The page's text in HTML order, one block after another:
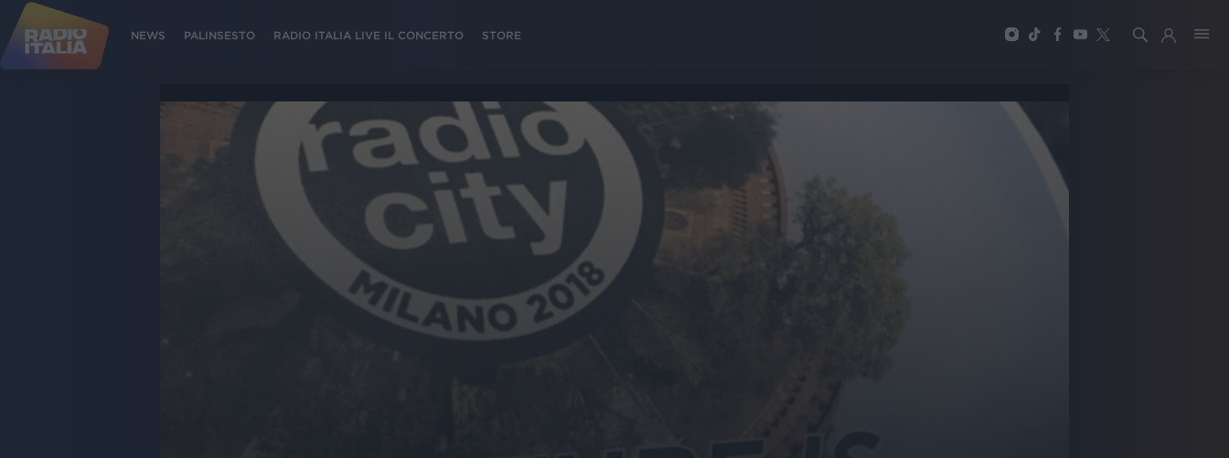
NEWS PALINSESTO RADIO ITALIA LIVE IL CONCERTO STORE